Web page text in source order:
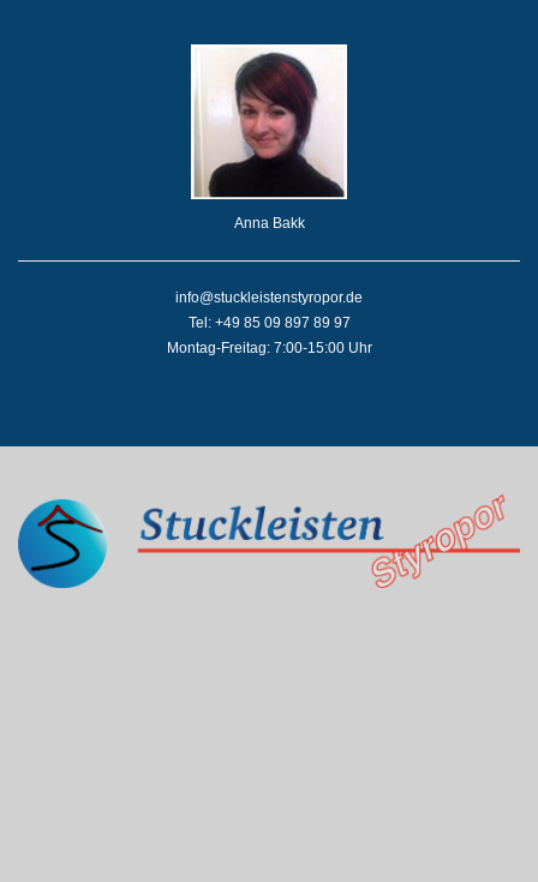
Anna Bakk
info@stuckleistenstyropor.de
Tel: +49 85 09 897 89 97
Montag-Freitag: 7:00-15:00 Uhr